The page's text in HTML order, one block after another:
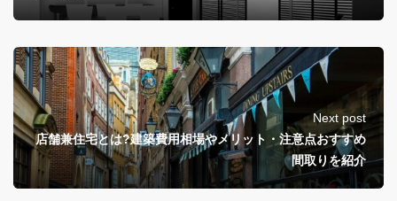
Next post
店舗兼住宅とは?建築費用相場やメリット・注意点おすすめ
間取りを紹介